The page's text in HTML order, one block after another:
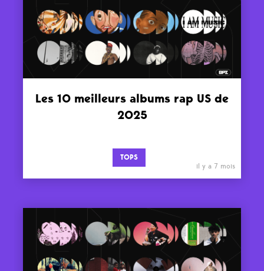
Les 10 meilleurs albums rap US de
2025
TOPS
il y a 7 mois